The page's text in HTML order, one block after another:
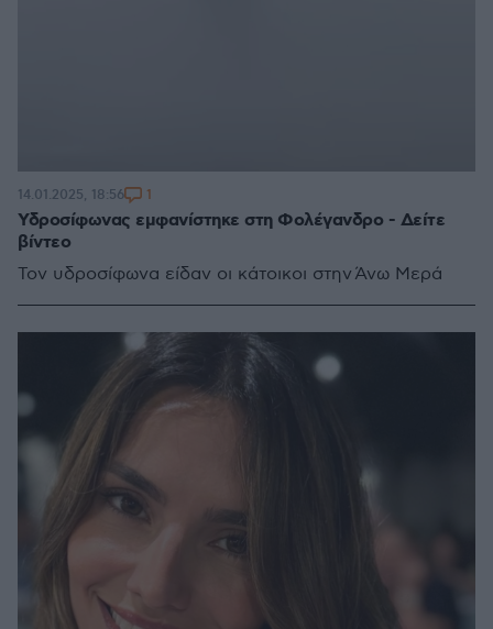
Υδροσίφωνας εμφανίστηκε στη Φολέγανδρο - Δείτε
βίντεο
Τον υδροσίφωνα είδαν οι κάτοικοι στην Άνω Μερά
14.01.2025, 18:56 1